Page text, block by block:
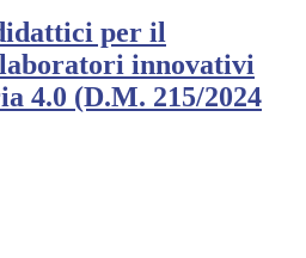
per il
innovativi
4.0 (D.M. 215/2024